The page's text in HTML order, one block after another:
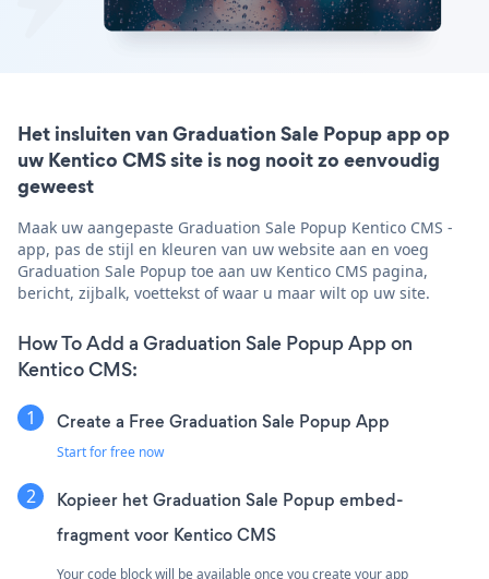
Het insluiten van Graduation Sale Popup app op
uw Kentico CMS site is nog nooit zo eenvoudig
geweest
Maak uw aangepaste Graduation Sale Popup Kentico CMS -
app, pas de stijl en kleuren van uw website aan en voeg
Graduation Sale Popup toe aan uw Kentico CMS pagina,
bericht, zijbalk, voettekst of waar u maar wilt op uw site.
How To Add a Graduation Sale Popup App on
Kentico CMS:
Create a Free Graduation Sale Popup App
Start for free now
Kopieer het Graduation Sale Popup embed-
fragment voor Kentico CMS
Your code block will be available once you create your app